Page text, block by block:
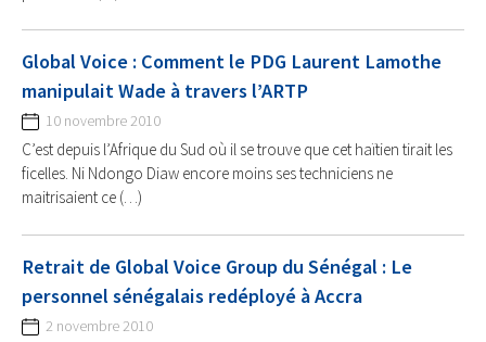
Global Voice : Comment le PDG Laurent Lamothe
manipulait Wade à travers l’ARTP
10 novembre 2010
C’est depuis l’Afrique du Sud où il se trouve que cet haïtien tirait les
ficelles. Ni Ndongo Diaw encore moins ses techniciens ne
maitrisaient ce (…)
Retrait de Global Voice Group du Sénégal : Le
personnel sénégalais redéployé à Accra
2 novembre 2010